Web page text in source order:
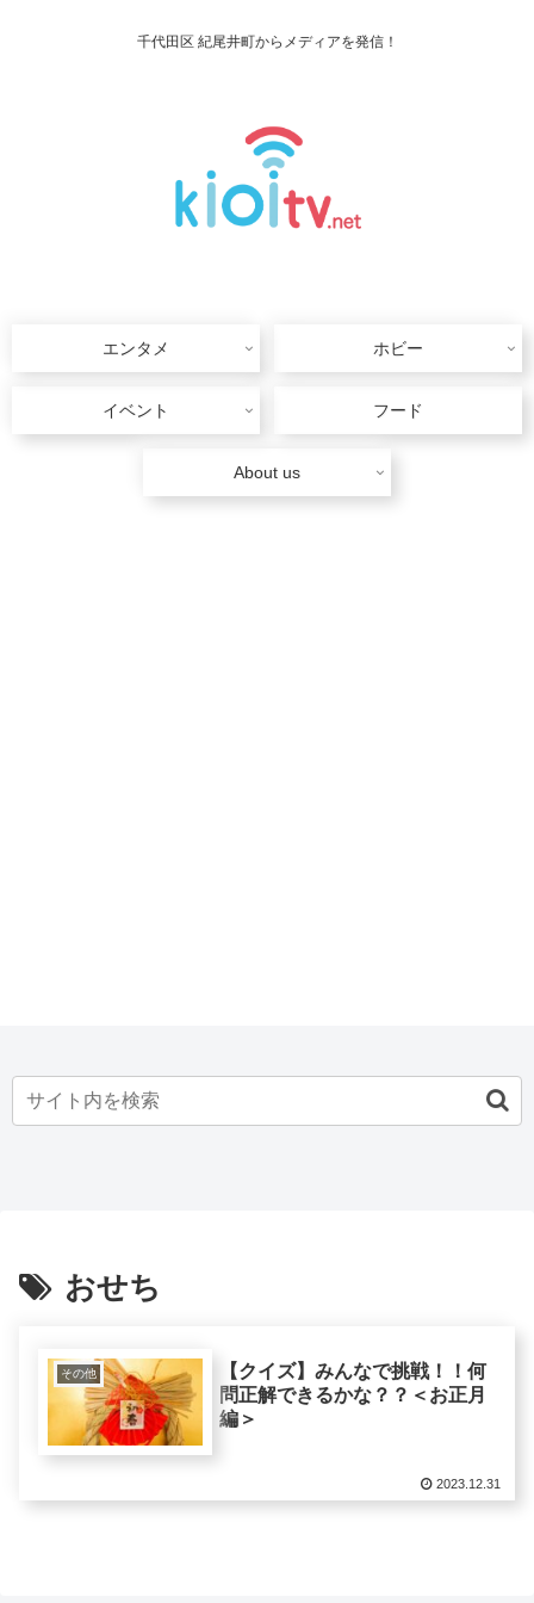
千代田区 紀尾井町からメディアを発信！
エンタメ ホビー
イベント フード
About us
おせち
その他
【クイズ】みんなで挑戦！！何
問正解できるかな？？＜お正月
編＞
2023.12.31